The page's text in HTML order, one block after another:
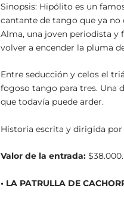
Sinopsis: Hipólito es un
cantante de tango que ya no
Alma, una joven periodista y
volver a encender la pluma
Entre seducción y celos el
fogoso tango para tres. Una
que todavía puede arder.
Historia escrita y dirigida por
Valor de la entrada: $38.000.
• LA PATRULLA DE